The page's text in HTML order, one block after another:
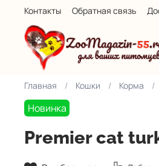
Контакты Обратная связь
Главная Кошки Корма
Новинка
Premier cat